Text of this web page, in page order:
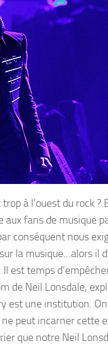
à l’ouest du rock ?
fans de musique
conséquent nous
la musique…alors il
est temps
de Neil Lonsdale,
est une institution.
peut incarner cette
que notre Neil